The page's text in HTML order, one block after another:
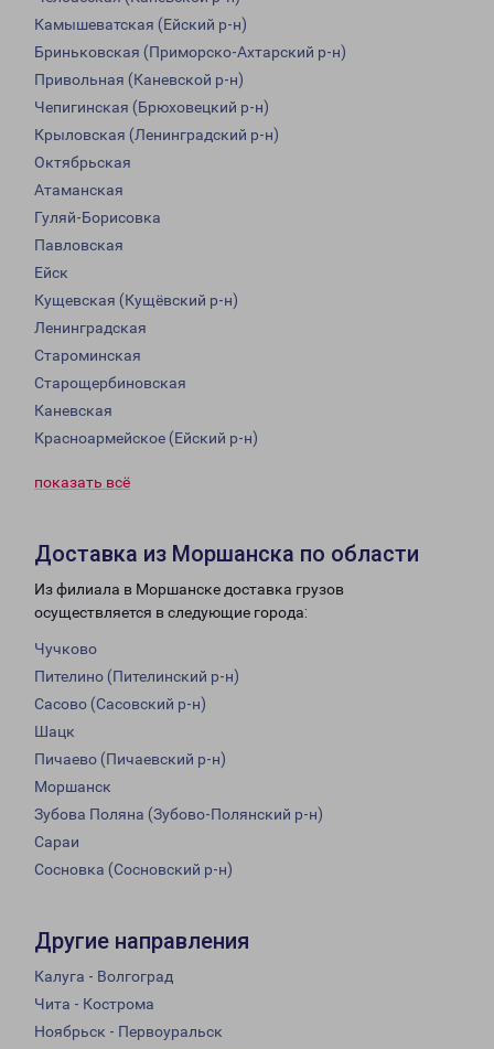
Камышеватская (Ейский р-н)
Бриньковская (Приморско-Ахтарский р-н)
Привольная (Каневской р-н)
Чепигинская (Брюховецкий р-н)
Крыловская (Ленинградский р-н)
Октябрьская
Атаманская
Гуляй-Борисовка
Павловская
Ейск
Кущевская (Кущёвский р-н)
Ленинградская
Староминская
Старощербиновская
Каневская
Красноармейское (Ейский р-н)
показать всё
Доставка из Моршанска по области
Из филиала в Моршанске доставка грузов
осуществляется в следующие города:
Чучково
Пителино (Пителинский р-н)
Сасово (Сасовский р-н)
Шацк
Пичаево (Пичаевский р-н)
Моршанск
Зубова Поляна (Зубово-Полянский р-н)
Сараи
Сосновка (Сосновский р-н)
Другие направления
Калуга - Волгоград
Чита - Кострома
Ноябрьск - Первоуральск